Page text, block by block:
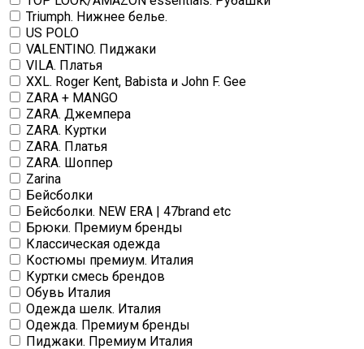
Triumph. Нижнее белье.
US POLO
VALENTINO. Пиджаки
VILA. Платья
XXL. Roger Kent, Babista и John F. Gee
ZARA + MANGO
ZARA. Джемпера
ZARA. Куртки
ZARA. Платья
ZARA. Шоппер
Zarina
Бейсболки
Бейсболки. NEW ERA | 47brand etc
Брюки. Премиум бренды
Классическая одежда
Костюмы премиум. Италия
Куртки смесь брендов
Обувь Италия
Одежда шелк. Италия
Одежда. Премиум бренды
Пиджаки. Премиум Италия